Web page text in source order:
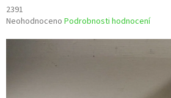
2391
Průměrné
Neohodnoceno Podrobnosti hodnocení